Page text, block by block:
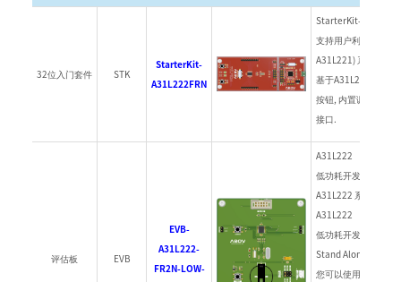
32位入门套件 STK
StarterKit-
A31L222FRN
StarterKit-
支持用户利用
A31L221) 系列产品
基于A31L22x MCU
按钮, 内置调试用的
接口.
评估板 EVB
EVB-
A31L222-
FR2N-LOW-
A31L222
低功耗开发板可帮助
A31L222 系列开发
A31L222
低功耗开发板可以查
Stand Alone 模式下
您可以使用功能键进